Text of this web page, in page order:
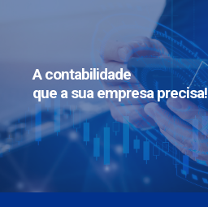
A contabilidade
que a sua empresa precisa!